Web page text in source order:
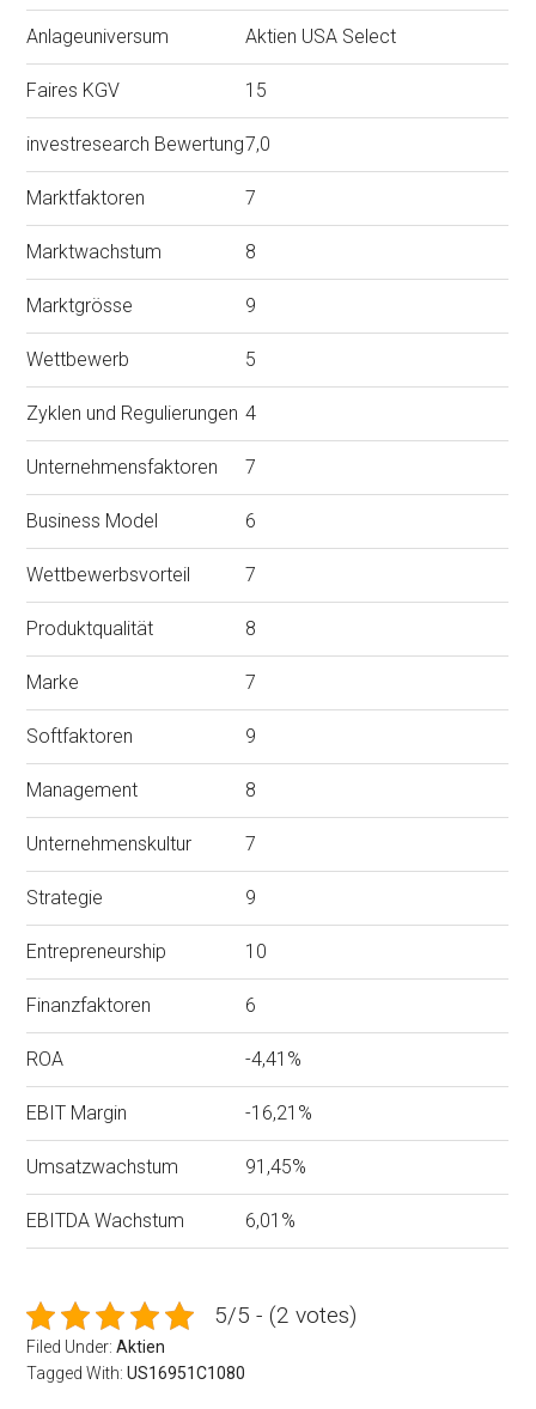
Anlageuniversum Aktien USA Select
Faires KGV 15
investresearch Bewertung7,0
Marktfaktoren 7
Marktwachstum 8
Marktgrösse 9
Wettbewerb 5
Zyklen und Regulierungen 4
Unternehmensfaktoren 7
Business Model 6
Wettbewerbsvorteil 7
Produktqualität 8
Marke 7
Softfaktoren 9
Management 8
Unternehmenskultur 7
Strategie 9
Entrepreneurship 10
Finanzfaktoren 6
ROA -4,41%
EBIT Margin -16,21%
Umsatzwachstum 91,45%
EBITDA Wachstum 6,01%
5/5 - (2 votes)
Filed Under:Aktien
Tagged With:US16951C1080